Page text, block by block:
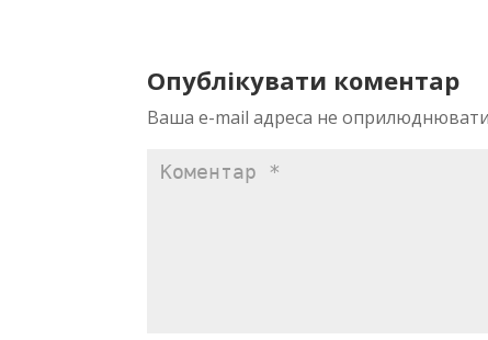
Опублікувати коментар
Ваша e-mail адреса не